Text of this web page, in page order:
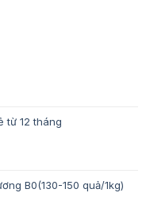
từ 12 tháng
B0(130-150 quả/1kg)